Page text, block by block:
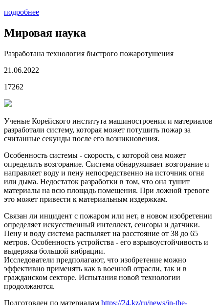
подробнее
Мировая наука
Разработана технология быстрого пожаротушения
21.06.2022
17262
Ученые Корейского института машиностроения и материалов
разработали систему, которая может потушить пожар за
считанные секунды после его возникновения.
Особенность системы - скорость, с которой она может
определить возгорание. Система обнаруживает возгорание и
направляет воду и пену непосредственно на источник огня
или дыма. Недостаток разработки в том, что она тушит
материалы на всю площадь помещения. При ложной тревоге
это может привести к материальным издержкам.
Связан ли инцидент с пожаром или нет, в новом изобретении
определяет искусственный интеллект, сенсоры и датчики.
Пену и воду система распыляет на расстояние от 38 до 65
метров. Особенность устройства - его взрывоустойчивость и
выдержка большой вибрации.
Исследователи предполагают, что изобретение можно
эффективно применять как в военной отрасли, так и в
гражданском секторе. Испытания новой технологии
продолжаются.
Подготовлен по материалам https://24.kz/ru/news/in-the-